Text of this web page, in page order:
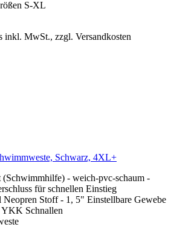
S-XL
inkl. MwSt., zzgl. Versandkosten
Schwarz, 4XL+
- weich-pvc-schaum -
für schnellen Einstieg
Stoff - 1, 5" Einstellbare Gewebe
YKK Schnallen